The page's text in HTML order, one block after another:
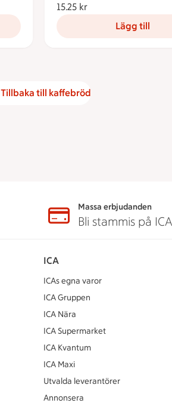
15.25 kr
Lägg till
Tillbaka till kaffebröd
Massa erbjudanden
Bli stammis på ICA
ICA
ICAs egna varor
ICA Gruppen
ICA Nära
ICA Supermarket
ICA Kvantum
ICA Maxi
Utvalda leverantörer
Annonsera